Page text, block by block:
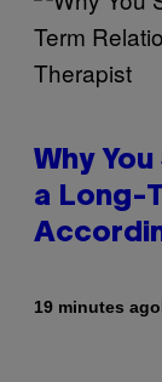
Why
a Long-
19 minutes ago